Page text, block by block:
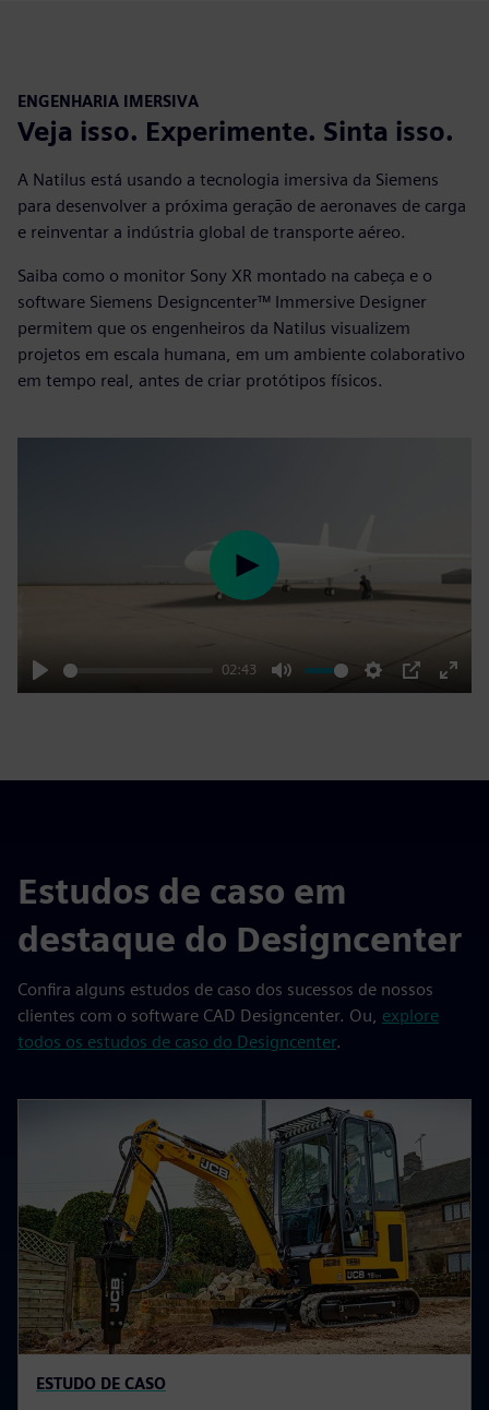
ENGENHARIA IMERSIVA
Veja isso. Experimente. Sinta isso.
A Natilus está usando a tecnologia imersiva da Siemens
para desenvolver a próxima geração de aeronaves de carga
e reinventar a indústria global de transporte aéreo.
Saiba como o monitor Sony XR montado na cabeça e o
software Siemens Designcenter™ Immersive Designer
permitem que os engenheiros da Natilus visualizem
projetos em escala humana, em um ambiente colaborativo
em tempo real, antes de criar protótipos físicos.
Play
02:43
Mute Settings
PIP
Enter
Play
Estudos de caso em
destaque do Designcenter
Confira alguns estudos de caso dos sucessos de nossos
clientes com o software CAD Designcenter. Ou, explore
todos os estudos de caso do Designcenter.
ESTUDO DE CASO